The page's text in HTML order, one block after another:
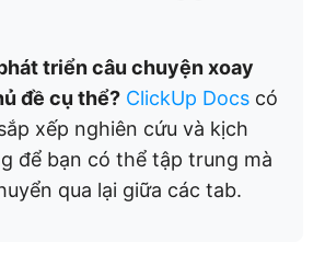
triển câu chuyện xoay
đề cụ thể? ClickUp Docs có
xếp nghiên cứu và kịch
để bạn có thể tập trung mà
qua lại giữa các tab.